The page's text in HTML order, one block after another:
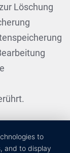
Löschung
ODER
to
and to display